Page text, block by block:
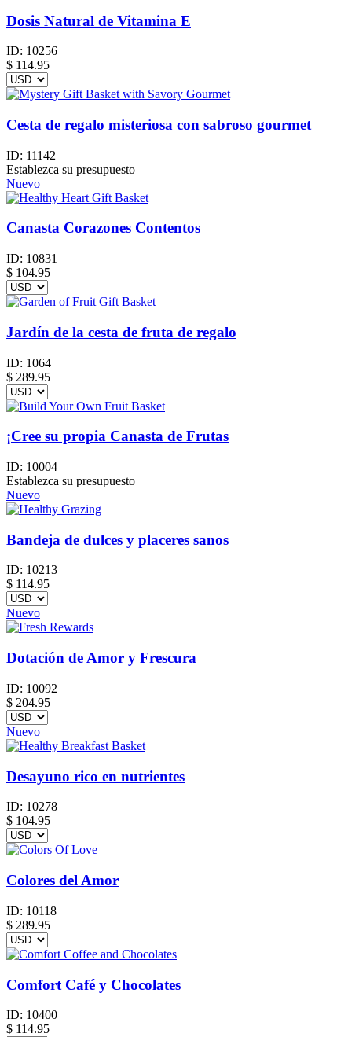
Dosis Natural de Vitamina E
ID: 10256
$ 114.95
Cesta de regalo misteriosa con sabroso gourmet
ID: 11142
Establezca su presupuesto
Nuevo
Canasta Corazones Contentos
ID: 10831
$ 104.95
Jardín de la cesta de fruta de regalo
ID: 1064
$ 289.95
¡Cree su propia Canasta de Frutas
ID: 10004
Establezca su presupuesto
Nuevo
Bandeja de dulces y placeres sanos
ID: 10213
$ 114.95
Nuevo
Dotación de Amor y Frescura
ID: 10092
$ 204.95
Nuevo
Desayuno rico en nutrientes
ID: 10278
$ 104.95
Colores del Amor
ID: 10118
$ 289.95
Comfort Café y Chocolates
ID: 10400
$ 114.95